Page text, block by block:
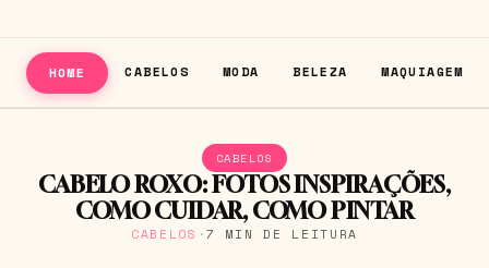
HOME CABELOS MODA BELEZA MAQUIAGEM
CABELOS
CABELO ROXO: FOTOS INSPIRAÇÕES,
COMO CUIDAR, COMO PINTAR
CABELOS ·7 MIN DE LEITURA